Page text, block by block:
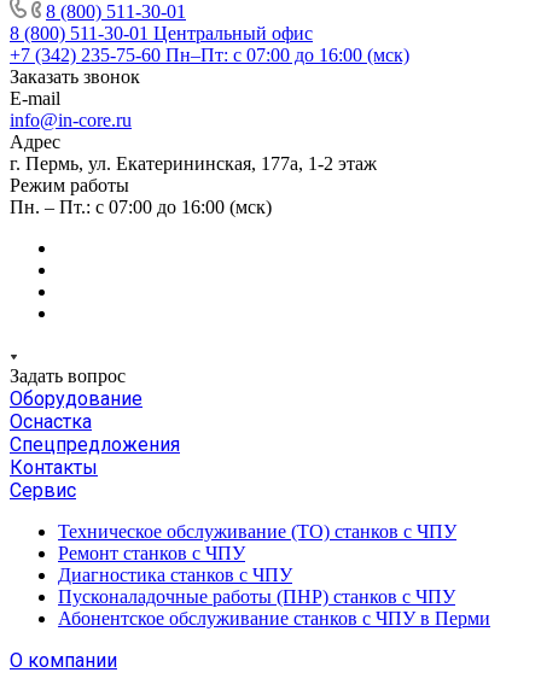
8 (800) 511-30-01
8 (800) 511-30-01 Центральный офис
+7 (342) 235-75-60 Пн–Пт: с 07:00 до 16:00 (мск)
Заказать звонок
E-mail
info@in-core.ru
Адрес
г. Пермь, ул. ​Екатерининская, 177а, ​1-2 этаж
Режим работы
Пн. – Пт.: с 07:00 до 16:00 (мск)
Задать вопрос
Оборудование
Оснастка
Спецпредложения
Контакты
Сервис
Техническое обслуживание (ТО) станков с ЧПУ
Ремонт станков с ЧПУ
Диагностика станков с ЧПУ
Пусконаладочные работы (ПНР) станков с ЧПУ
Абонентское обслуживание станков с ЧПУ в Перми
О компании